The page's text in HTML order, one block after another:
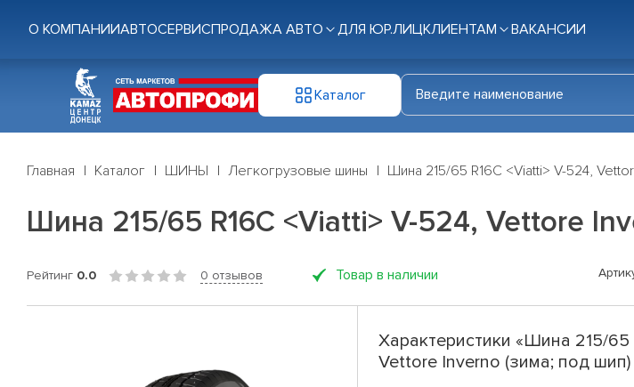
О КОМПАНИИАВТОСЕРВИСПРОДАЖА АВТО ДЛЯ ЮР.ЛИЦКЛИЕНТАМ ВАКАНСИИ
Каталог
Главная Каталог ШИНЫ Легкогрузовые шины Шина 215/65 R16C <Viatti> V-524,
Шина 215/65 R16C <Viatti> V-524, Vettore
Рейтинг 0.0 0 отзывов Товар в наличии
Характеристики «Шина 215/65
Vettore Inverno (зима; под шип)